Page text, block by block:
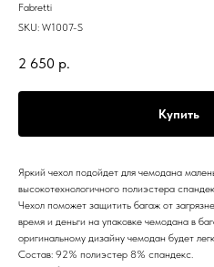
Fabretti
SKU: W1007-S
2 650 р.
Купить
Яркий чехол подойдет для чемодана
высокотехнологичного полиэстера
Чехол поможет защитить багаж от
время и деньги на упаковке чемодана в
оригинальному дизайну чемодан будет
Состав: 92% полиэстер 8% спандекс.